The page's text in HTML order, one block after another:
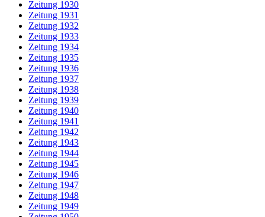
Zeitung 1930
Zeitung 1931
Zeitung 1932
Zeitung 1933
Zeitung 1934
Zeitung 1935
Zeitung 1936
Zeitung 1937
Zeitung 1938
Zeitung 1939
Zeitung 1940
Zeitung 1941
Zeitung 1942
Zeitung 1943
Zeitung 1944
Zeitung 1945
Zeitung 1946
Zeitung 1947
Zeitung 1948
Zeitung 1949